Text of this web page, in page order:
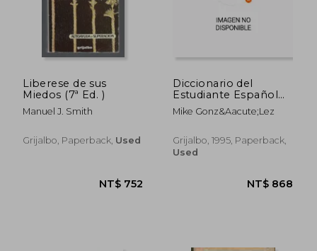
Liberese de sus
Miedos (7ª Ed. )
Manuel J. Smith
Grijalbo, Paperback, Used
Diccionario del
Estudiante Español
Ingles Ingles Español
Mike Gonz&Aacute;Lez
Grijalbo, 1995, Paperback,
Used